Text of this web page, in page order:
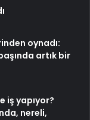
oynadı:
artık bir
iş yapıyor?
nereli,